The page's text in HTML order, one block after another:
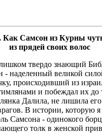
Как Самсон из Курны
из прядей своих волос
твердо знающий
- наделенный великой
происходивший из
и побеждал их до
Далила, не лишила
В истории, которую я
Самсона - одинокого
толк в женской